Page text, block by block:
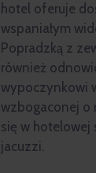
hotel oferuje
wspaniałym
Popradzką z
również
wypoczynkowi
wzbogaconej o
się w hotelowej
jacuzzi.